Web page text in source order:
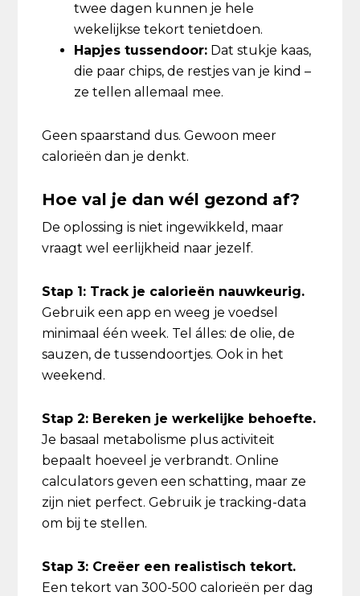
twee dagen kunnen je hele
wekelijkse tekort tenietdoen.
Hapjes tussendoor: Dat stukje kaas,
die paar chips, de restjes van je kind –
ze tellen allemaal mee.
Geen spaarstand dus. Gewoon meer
calorieën dan je denkt.
Hoe val je dan wél gezond af?
De oplossing is niet ingewikkeld, maar
vraagt wel eerlijkheid naar jezelf.
Stap 1: Track je calorieën nauwkeurig.
Gebruik een app en weeg je voedsel
minimaal één week. Tel álles: de olie, de
sauzen, de tussendoortjes. Ook in het
weekend.
Stap 2: Bereken je werkelijke behoefte.
Je basaal metabolisme plus activiteit
bepaalt hoeveel je verbrandt. Online
calculators geven een schatting, maar ze
zijn niet perfect. Gebruik je tracking-data
om bij te stellen.
Stap 3: Creëer een realistisch tekort.
Een tekort van 300-500 calorieën per dag